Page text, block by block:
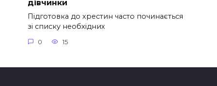
дівчинки
Підготовка до хрестин часто починається
зі списку необхідних
0 15